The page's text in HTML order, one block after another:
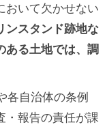
おいて欠かせない
ンスタンド跡地な
ある土地では、調
各自治体の条例
・報告の責任が課